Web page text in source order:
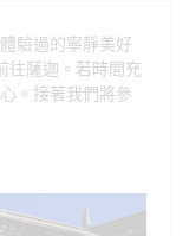
驗過的寧靜美好
往薩迦。若時間充
。接著我們將參